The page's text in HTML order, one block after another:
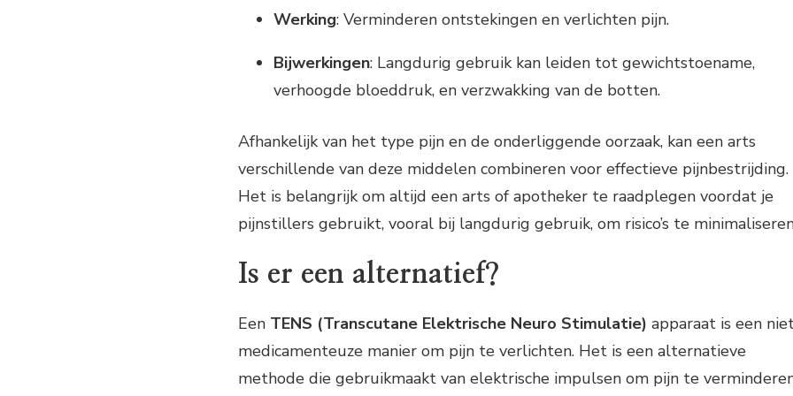
Werking: Verminderen ontstekingen en verlichten pijn.
Bijwerkingen: Langdurig gebruik kan leiden tot gewichtstoename,
verhoogde bloeddruk, en verzwakking van de botten.
Afhankelijk van het type pijn en de onderliggende oorzaak, kan een arts
verschillende van deze middelen combineren voor effectieve pijnbestrijding.
Het is belangrijk om altijd een arts of apotheker te raadplegen voordat je
pijnstillers gebruikt, vooral bij langdurig gebruik, om risico’s te
Is er een alternatief?
Een TENS (Transcutane Elektrische Neuro Stimulatie) apparaat is een
medicamenteuze manier om pijn te verlichten. Het is een alternatieve
methode die gebruikmaakt van elektrische impulsen om pijn te